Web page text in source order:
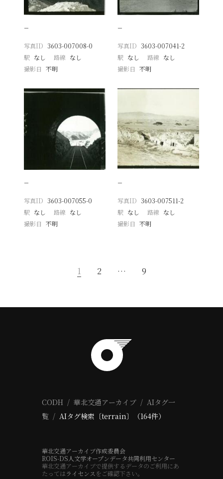
−
写真ID 3603-007008-0
駅 なし 路線 なし
撮影日
不明
−
写真ID 3603-007041-2
駅 なし 路線 なし
撮影日 不明
−
写真ID 3603-007055-0
駅 なし 路線 なし
撮影日
不明
−
写真ID 3603-007511-2
駅 なし 路線 なし
撮影日 不明
1 2 … 9
CODH 華北交通アーカイブ
AIタグ一
覧
AIタグ検索〔terrain〕（164件）
華北交通アーカイブ作成委員会
ROIS-DS人文学オープンデータ共同利用センター
華北交通アーカイブで提供するデータのご利用にあ
たってはライセンス をご確認下さい。